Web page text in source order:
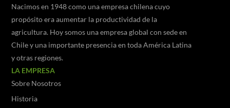
Nacimos en 1948 como una empresa chilena cuyo
propósito era aumentar la productividad de la
agricultura. Hoy somos una empresa global con sede en
Chile y una importante presencia en toda América Latina
y otras regiones.
LA EMPRESA
Sobre Nosotros
Historia